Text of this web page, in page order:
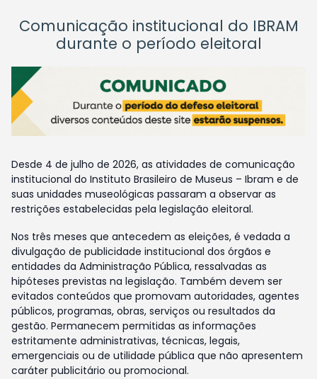
Comunicação institucional do IBRAM
durante o período eleitoral
Desde 4 de julho de 2026, as atividades de comunicação
institucional do Instituto Brasileiro de Museus – Ibram e de
suas unidades museológicas passaram a observar as
restrições estabelecidas pela legislação eleitoral.
Nos três meses que antecedem as eleições, é vedada a
divulgação de publicidade institucional dos órgãos e
entidades da Administração Pública, ressalvadas as
hipóteses previstas na legislação. Também devem ser
evitados conteúdos que promovam autoridades, agentes
públicos, programas, obras, serviços ou resultados da
gestão. Permanecem permitidas as informações
estritamente administrativas, técnicas, legais,
emergenciais ou de utilidade pública que não apresentem
caráter publicitário ou promocional.